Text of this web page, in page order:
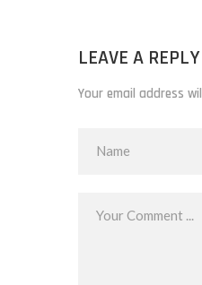
LEAVE A REPLY
Your email address